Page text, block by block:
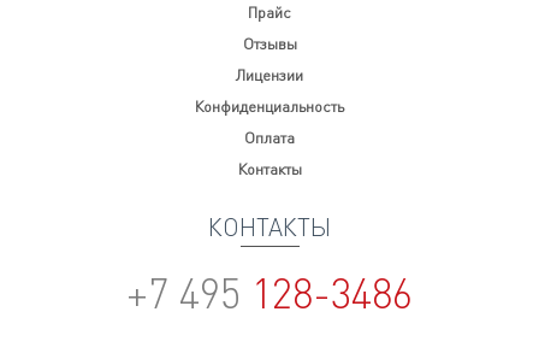
Прайс
Отзывы
Лицензии
Конфиденциальность
Оплата
Контакты
КОНТАКТЫ
+7 495 128-3486